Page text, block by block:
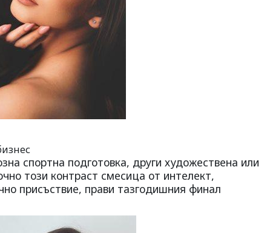
спортна подготовка, други художествена или
този контраст смесица от интелект,
присъствие, прави тазгодишния финал